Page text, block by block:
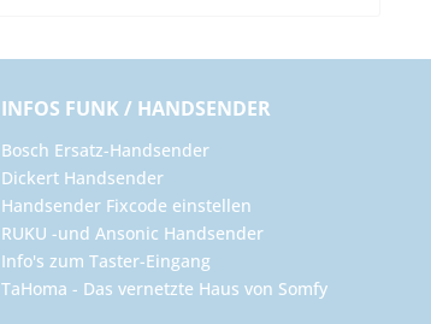
INFOS FUNK / HANDSENDER
Bosch Ersatz-Handsender
Dickert Handsender
Handsender Fixcode einstellen
RUKU -und Ansonic Handsender
Info's zum Taster-Eingang
TaHoma - Das vernetzte Haus von Somfy